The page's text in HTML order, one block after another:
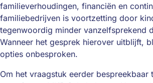
familieverhoudingen, financiën en
familiebedrijven is voortzetting door
tegenwoordig minder vanzelfsprekend
Wanneer het gesprek hierover uitblijft,
opties onbesproken.
Om het vraagstuk eerder bespreekbaar